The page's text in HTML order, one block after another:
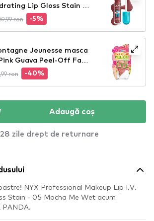
Lip Gloss Stain -
ron -5%
Jeunesse masca
Guava Peel-Off Face
ron -40%
Adaugă coș
28 zile drept de returnare
NYX Professional Makeup Lip I.V.
Stain - 05 Mocha Me Wet acum
PANDA.